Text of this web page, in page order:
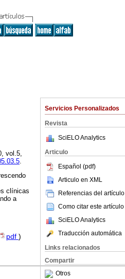
Servicios Personalizados
Revista
SciELO Analytics
Articulo
Español (pdf)
Articulo en XML
Referencias del artículo
Como citar este artículo
SciELO Analytics
Traducción automática
Links relacionados
Compartir
Otros
vol.5,
.
clínicas
a
pdf )